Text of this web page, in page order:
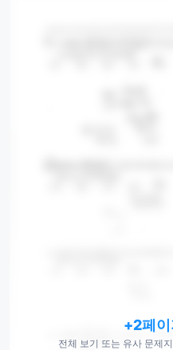
+2페이
전체 보기 또는 유사 문제